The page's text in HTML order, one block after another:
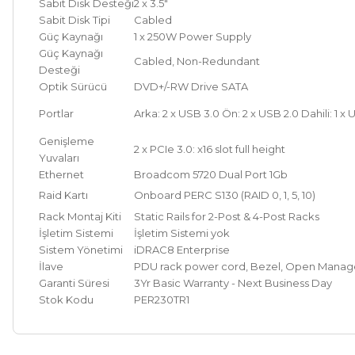
Sabit Disk Desteği2 x 3.5"
Sabit Disk Tipi
Cabled
Güç Kaynağı
1 x 250W Power Supply
Güç Kaynağı
Desteği
Cabled, Non-Redundant
Optik Sürücü
DVD+/-RW Drive SATA
Portlar Arka: 2 x USB 3.0 Ön: 2 x USB 2.0 Dahili: 1 x
Genişleme
Yuvaları
2 x PCIe 3.0: x16 slot full height
Ethernet
Broadcom 5720 Dual Port 1Gb
Raid Kartı
Onboard PERC S130 (RAID 0, 1, 5, 10)
Rack Montaj Kiti
Static Rails for 2-Post & 4-Post Racks
İşletim Sistemi
İşletim Sistemi yok
Sistem Yönetimi
iDRAC8 Enterprise
İlave
PDU rack power cord, Bezel, Open
Garanti Süresi
3Yr Basic Warranty - Next Business Day
Stok Kodu
PER230TR1